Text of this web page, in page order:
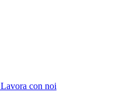
Lavora con noi